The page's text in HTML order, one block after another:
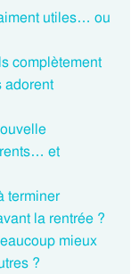
utiles… ou
complètement
adorent
et
terminer
la rentrée ?
mieux
?